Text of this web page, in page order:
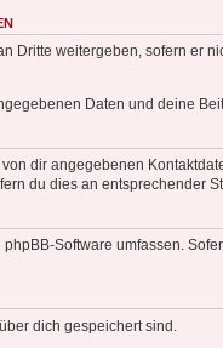
Dritte weitergeben, sofern er
Daten und deine
dir angegebenen
du dies an entsprechender
Software umfassen.
dich gespeichert sind.